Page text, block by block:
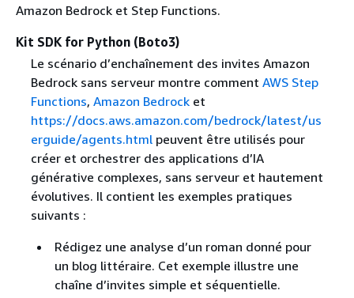
Amazon Bedrock et Step Functions.
Kit SDK for Python (Boto3)
Le scénario d’enchaînement des invites Amazon
Bedrock sans serveur montre comment AWS Step
Functions, Amazon Bedrocket
https://docs.aws.amazon.com/bedrock/latest/us
erguide/agents.htmlpeuvent être utilisés pour
créer et orchestrer des applications d’IA
générative complexes, sans serveur et hautement
évolutives. Il contient les exemples pratiques
suivants :
Rédigez une analyse d’un roman donné pour
un blog littéraire. Cet exemple illustre une
chaîne d’invites simple et séquentielle.